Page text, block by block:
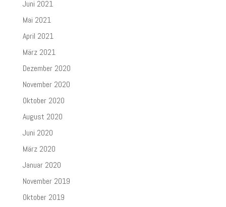
Juni 2021
Mai 2021
April 2021
März 2021
Dezember 2020
November 2020
Oktober 2020
August 2020
Juni 2020
März 2020
Januar 2020
November 2019
Oktober 2019